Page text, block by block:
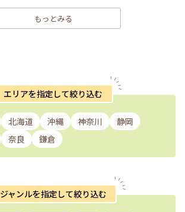
もっとみる
エリアを指定して絞り込む
北海道 沖縄 神奈川
静岡
奈良 鎌倉
ジャンルを指定して絞り込む